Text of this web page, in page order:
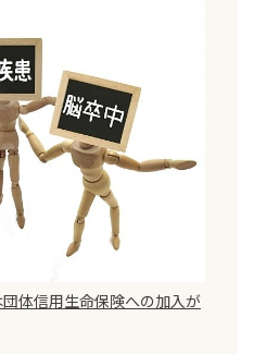
体信用生命保険への加入が